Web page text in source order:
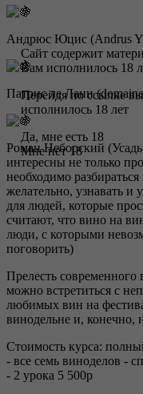
Андрюс Юцис (Andrus
Патрис ле Ланн
Роман Неборский
интересны не только
необходимо
желательно, узнавать и
для людей, которые
считают, что вино на
люди, с которыми
поговорить)
Прелесть современного
можно встретиться с
любимых вин на
винодельне и, конечно,
Стоимость курса:
- все семь виноделов -
- 2 урока 5 500р
Сайт содержит
Вам исполнилось 18
Перейдя по ссылке
исполнилось 18 лет
Да, мне есть 18
Мне нет 18